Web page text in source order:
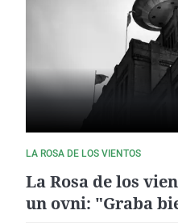
LA ROSA DE LOS VIENTOS
La Rosa de los
un ovni: "Graba